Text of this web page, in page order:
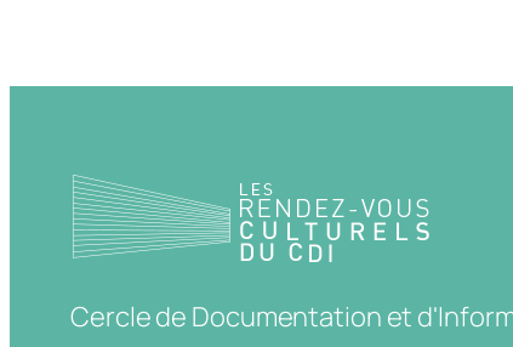
Cercle de Documentation et